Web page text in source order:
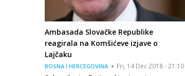
Ambasada Slovačke Republike
reagirala na Komšićeve izjave o
Lajčaku
BOSNA I HERCEGOVINA Fri, 14 Dec 2018 - 21:10